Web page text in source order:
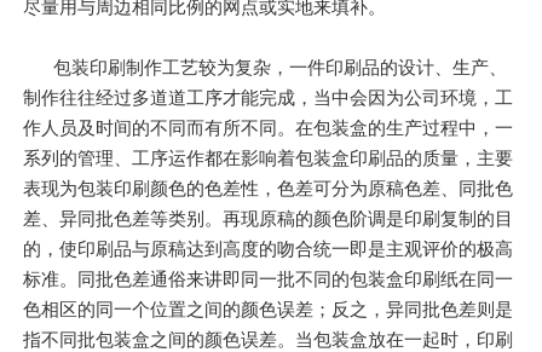
尽量用与周边相同比例的网点或实地来填补。
包装印刷制作工艺较为复杂，一件印刷品的设计、生产、
制作往往经过多道道工序才能完成，当中会因为公司环境，工
作人员及时间的不同而有所不同。在包装盒的生产过程中，一
系列的管理、工序运作都在影响着包装盒印刷品的质量，主要
表现为包装印刷颜色的色差性，色差可分为原稿色差、同批色
差、异同批色差等类别。再现原稿的颜色阶调是印刷复制的目
的，使印刷品与原稿达到高度的吻合统一即是主观评价的极高
标准。同批色差通俗来讲即同一批不同的包装盒印刷纸在同一
色相区的同一个位置之间的颜色误差；反之，异同批色差则是
指不同批包装盒之间的颜色误差。当包装盒放在一起时，印刷